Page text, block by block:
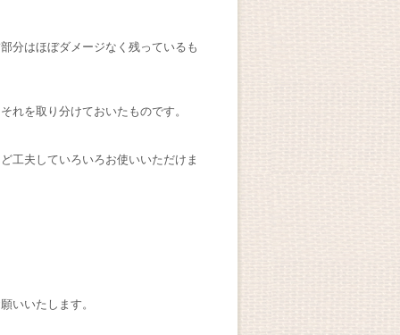
分はほぼダメージなく残っているも
れを取り分けておいたものです。
工夫していろいろお使いいただけま
いいたします。